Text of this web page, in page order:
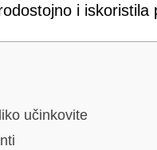
i
učinkovite